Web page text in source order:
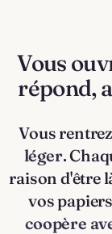
Vous
répond,
Vous
léger.
raison d'être
vos
coopère